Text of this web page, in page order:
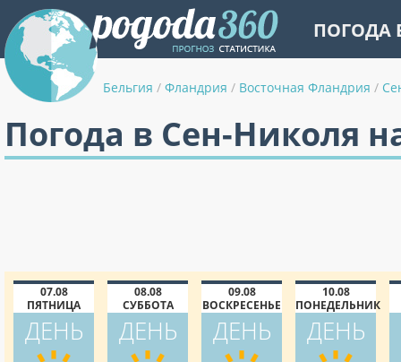
ПОГОДА
Бельгия / Фландрия / Восточная Фландрия /
Погода в Сен-Николя
07.08
ПЯТНИЦА
ДЕНЬ
08.08
СУББОТА
ДЕНЬ
09.08
ВОСКРЕСЕНЬЕ
ДЕНЬ
10.08
ПОНЕДЕЛЬНИК
ДЕНЬ